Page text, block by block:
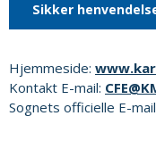
Sikker
Hjemmeside:
Kontakt E-mail:
Sognets officielle E-